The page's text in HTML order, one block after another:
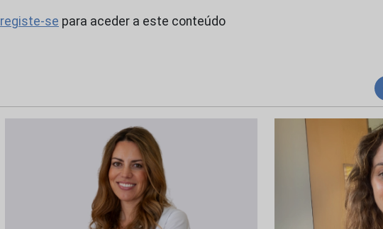
registe-se para aceder a este conteúdo